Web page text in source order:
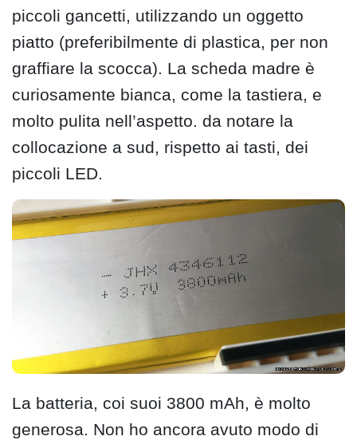
piccoli gancetti, utilizzando un oggetto
piatto (preferibilmente di plastica, per non
graffiare la scocca). La scheda madre è
curiosamente bianca, come la tastiera, e
molto pulita nell’aspetto. da notare la
collocazione a sud, rispetto ai tasti, dei
piccoli LED.
La batteria, coi suoi 3800 mAh, è molto
generosa. Non ho ancora avuto modo di